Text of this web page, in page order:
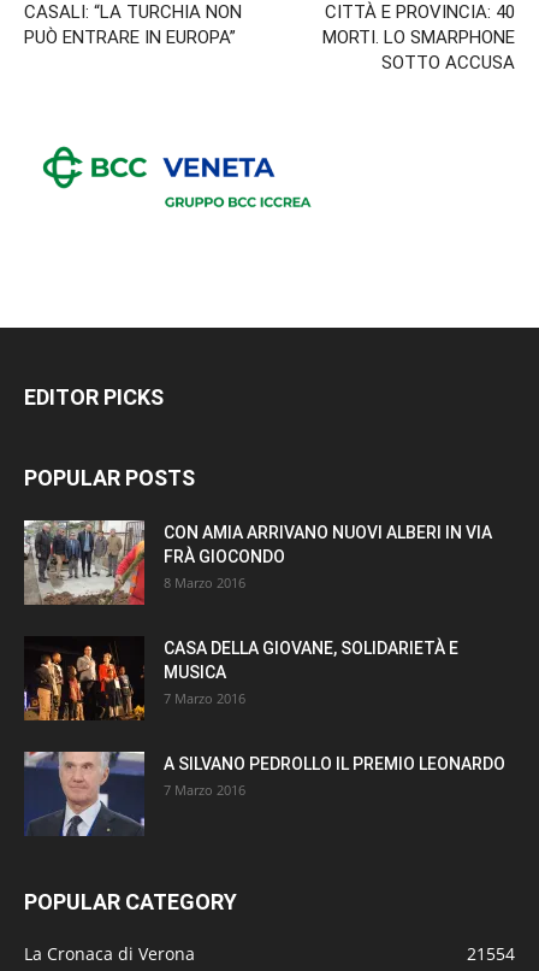
CASALI: “LA TURCHIA NON
PUÒ ENTRARE IN EUROPA”
CITTÀ E PROVINCIA: 40
MORTI. LO SMARPHONE
SOTTO ACCUSA
EDITOR PICKS
POPULAR POSTS
CON AMIA ARRIVANO NUOVI ALBERI IN VIA
FRÀ GIOCONDO
8 Marzo 2016
CASA DELLA GIOVANE, SOLIDARIETÀ E
MUSICA
7 Marzo 2016
A SILVANO PEDROLLO IL PREMIO LEONARDO
7 Marzo 2016
POPULAR CATEGORY
La Cronaca di Verona
21554